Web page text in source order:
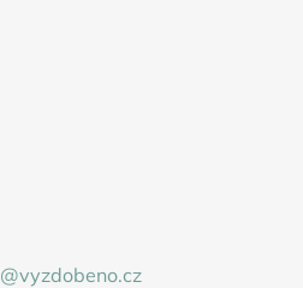
@vyzdobeno.cz